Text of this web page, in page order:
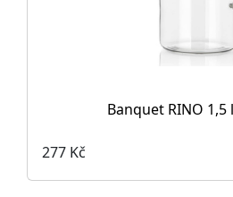
Banquet RINO 1,5
277 Kč